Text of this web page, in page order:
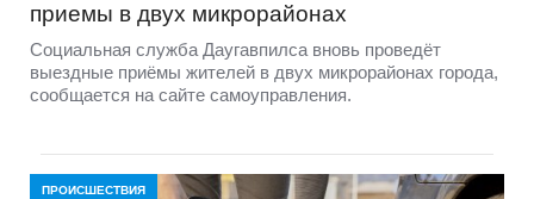
приемы в двух микрорайонах
Социальная служба Даугавпилса вновь проведёт
выездные приёмы жителей в двух микрорайонах города,
сообщается на сайте самоуправления.
ПРОИСШЕСТВИЯ